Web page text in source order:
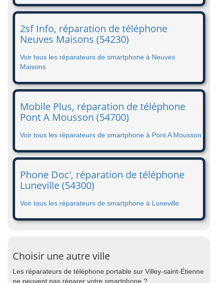
2sf Info, réparation de téléphone
Neuves Maisons (54230)
Voir tous les réparateurs de smartphone à Neuves
Maisons
Mobile Plus, réparation de téléphone
Pont A Mousson (54700)
Voir tous les réparateurs de smartphone à Pont A Mousson
Phone Doc', réparation de téléphone
Luneville (54300)
Voir tous les réparateurs de smartphone à Luneville
Choisir une autre ville
Les réparateurs de téléphone portable sur Villey-saint-Étienne
ne peuvent pas réparer votre smartphone ?